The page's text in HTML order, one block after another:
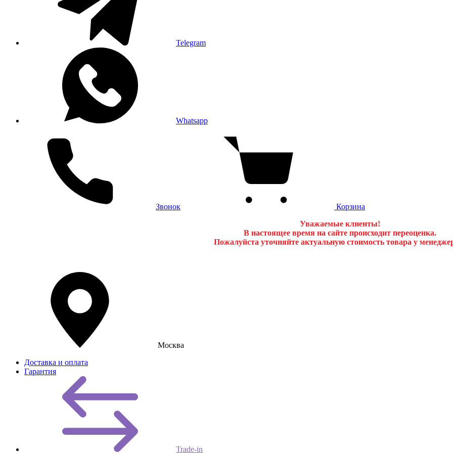
Telegram
Whatsapp
Звонок
Корзина
Уважаемые клиенты!
В настоящее время на сайте происходит переоценка.
Пожалуйста уточняйте актуальную стоимость товара у
Москва
Доставка и оплата
Гарантия
Trade-in